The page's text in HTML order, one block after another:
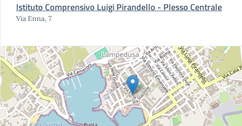
Istituto Comprensivo Luigi Pirandello - Plesso Centrale
Via Enna, 7